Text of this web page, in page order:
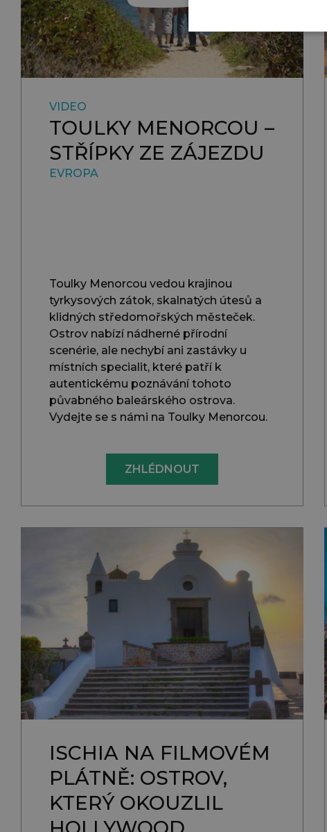
VIDEO
TOULKY MENORCOU –
STŘÍPKY ZE ZÁJEZDU
EVROPA
Toulky Menorcou vedou krajinou
tyrkysových zátok, skalnatých útesů a
klidných středomořských městeček.
Ostrov nabízí nádherné přírodní
scenérie, ale nechybí ani zastávky u
místních specialit, které patří k
autentickému poznávání tohoto
půvabného baleárského ostrova.
Vydejte se s námi na Toulky Menorcou.
ZHLÉDNOUT
ISCHIA NA FILMOVÉM
PLÁTNĚ: OSTROV,
KTERÝ OKOUZLIL